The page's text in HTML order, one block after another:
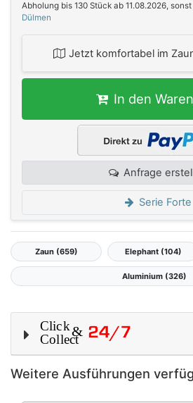
Abholung bis 130 Stück ab 11.08.2026,
Dülmen
Jetzt komfortabel im
In den
Anfrage
Serie Forte
Zaun (659) Elephant (104)
Aluminium (326)
Weitere Ausführungen